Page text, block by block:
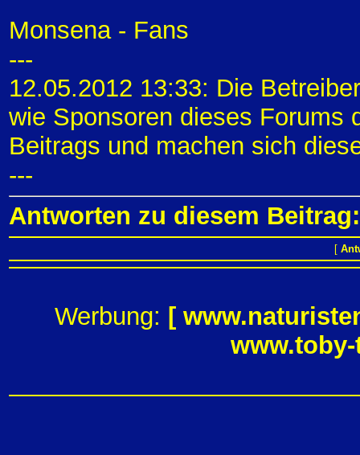
Monsena - Fans
---
12.05.2012 13:33: Die
wie Sponsoren dieses Forums
Beitrags und machen sich
---
Antworten zu diesem Beitrag:
[
Werbung: [